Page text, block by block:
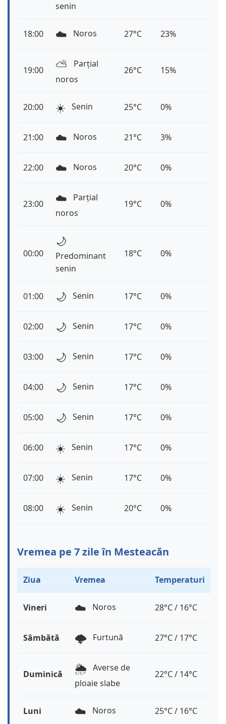
senin
18:00 ☁️ Noros 27°C 23%
19:00 ⛅️
Parțial
noros
26°C 15%
20:00 ☀️ Senin 25°C 0%
21:00 ☁️ Noros 21°C 3%
22:00 ☁️ Noros 20°C 0%
23:00 ☁️
Parțial
noros
19°C 0%
00:00
🌙
Predominant
senin
18°C 0%
01:00 🌙 Senin 17°C 0%
02:00 🌙 Senin 17°C 0%
03:00 🌙 Senin 17°C 0%
04:00 🌙 Senin 17°C 0%
05:00 🌙 Senin 17°C 0%
06:00 ☀️ Senin 17°C 0%
07:00 ☀️ Senin 17°C 0%
08:00 ☀️ Senin 20°C 0%
Vremea pe 7 zile în Mesteacăn
Ziua Vremea Temperaturi
Vineri ☁️ Noros 28°C / 16°C
Sâmbătă 🌩️ Furtună 27°C / 17°C
Duminică 🌦️ Averse de
ploaie slabe
22°C / 14°C
Luni ☁️ Noros 25°C / 16°C